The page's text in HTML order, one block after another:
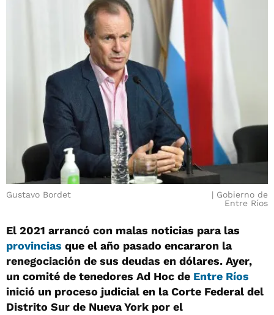
Gustavo Bordet
Gobierno de
Entre Ríos
El 2021 arrancó con malas noticias para las
provincias que el año pasado encararon la
renegociación de sus deudas en dólares. Ayer,
un comité de tenedores Ad Hoc de Entre Ríos
inició un proceso judicial en la Corte Federal del
Distrito Sur de Nueva York por el